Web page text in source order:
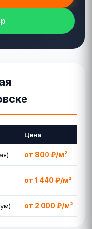
Цена
от 800 ₽/м²
от 1 440 ₽/м²
от 2 000 ₽/м²